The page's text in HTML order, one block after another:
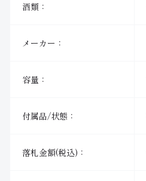
酒類：
メーカー：
容量：
付属品/状態：
落札金額(税込)：